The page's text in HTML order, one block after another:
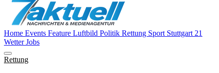
Home Events Feature Luftbild Politik Rettung Sport Stuttgart 21
WetterJobs
Rettung